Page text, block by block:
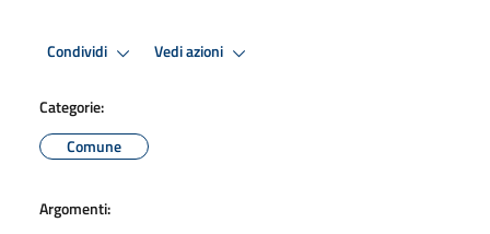
Condividi Vedi azioni
Categorie:
Comune
Argomenti: